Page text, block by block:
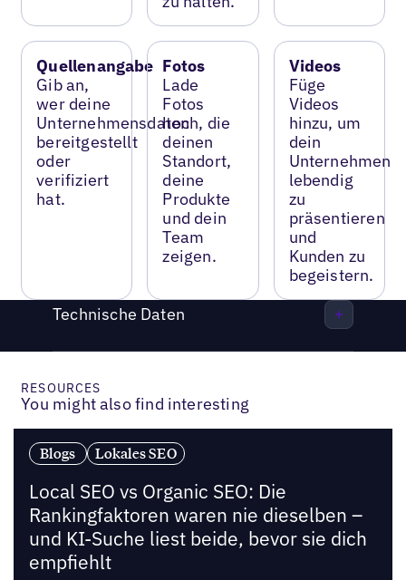
Quellenangabe
Gib an,
wer deine
Unternehmensdaten
bereitgestellt
oder
verifiziert
hat.
Fotos
Lade
Fotos
hoch, die
deinen
Standort,
deine
Produkte
und dein
Team
zeigen.
Videos
Füge
Videos
hinzu, um
dein
Unternehmen
lebendig
zu
präsentieren
und
Kunden zu
begeistern.
Technische Daten
RESOURCES
You might also find interesting
Blogs Lokales SEO
Local SEO vs Organic SEO: Die
Rankingfaktoren waren nie dieselben –
und KI-Suche liest beide, bevor sie dich
empfiehlt